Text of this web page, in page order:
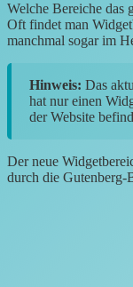
Welche Bereiche das
Oft findet man
manchmal sogar im
Hinweis: Das
hat nur einen
der Website
Der neue
durch die Gutenberg-